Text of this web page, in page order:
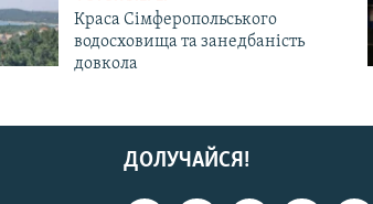
Краса Сімферопольського
водосховища та занедбаність
довкола
ДОЛУЧАЙСЯ!